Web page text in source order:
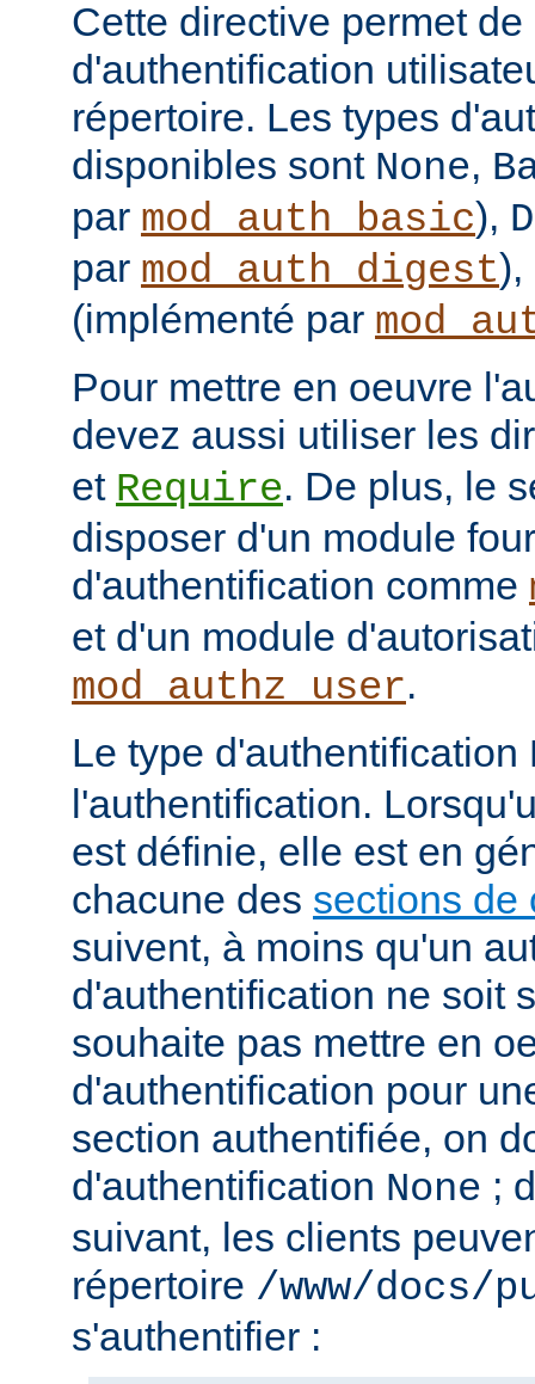
Cette directive permet
d'authentification
répertoire. Les types
disponibles sont None,
par mod_auth_basic),
par mod_auth_digest
(implémenté par
Pour mettre en oeuvre
devez aussi utiliser les
et Require. De plus, le
disposer d'un module
d'authentification comme
et d'un module
mod_authz_user.
Le type d'authentification
l'authentification.
est définie, elle est en
chacune des sections de
suivent, à moins qu'un
d'authentification ne soit
souhaite pas mettre en
d'authentification pour
section authentifiée, on
d'authentification None ;
suivant, les clients
répertoire /www/docs/
s'authentifier :